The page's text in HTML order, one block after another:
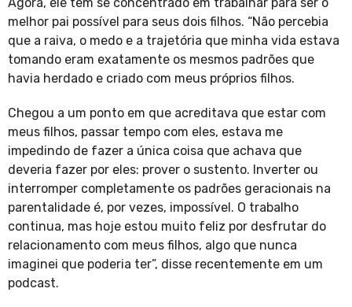
Agora, ele tem se concentrado em trabalhar para ser o
melhor pai possível para seus dois filhos. “Não percebia
que a raiva, o medo e a trajetória que minha vida estava
tomando eram exatamente os mesmos padrões que
havia herdado e criado com meus próprios filhos.
Chegou a um ponto em que acreditava que estar com
meus filhos, passar tempo com eles, estava me
impedindo de fazer a única coisa que achava que
deveria fazer por eles: prover o sustento. Inverter ou
interromper completamente os padrões geracionais na
parentalidade é, por vezes, impossível. O trabalho
continua, mas hoje estou muito feliz por desfrutar do
relacionamento com meus filhos, algo que nunca
imaginei que poderia ter”, disse recentemente em um
podcast.